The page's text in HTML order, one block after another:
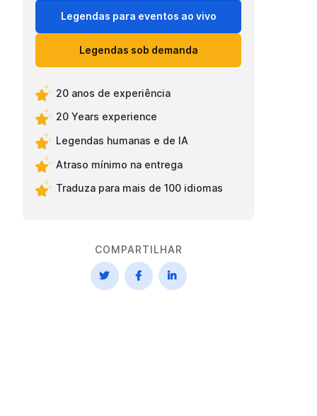
Legendas para eventos ao vivo
Legendas sob demanda
20 anos de experiência
20 Years experience
Legendas humanas e de IA
Atraso mínimo na entrega
Traduza para mais de 100 idiomas
COMPARTILHAR
  